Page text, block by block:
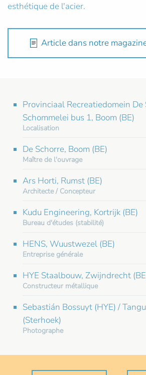
esthétique de l'acier.
Article dans notre
Provinciaal Recreatiedomein De
Schommelei bus 1, Boom (BE)
Localisation
De Schorre, Boom (BE)
Maître de l'ouvrage
Ars Horti, Rumst (BE)
Architecte / Concepteur
Kudu Engineering, Kortrijk (BE)
Bureau d'études (stabilité)
HENS, Wuustwezel (BE)
Entreprise générale
HYE Staalbouw, Zwijndrecht
Constructeur métallique
Sebastián Bossuyt (HYE) /
(Sterhoek)
Photographe